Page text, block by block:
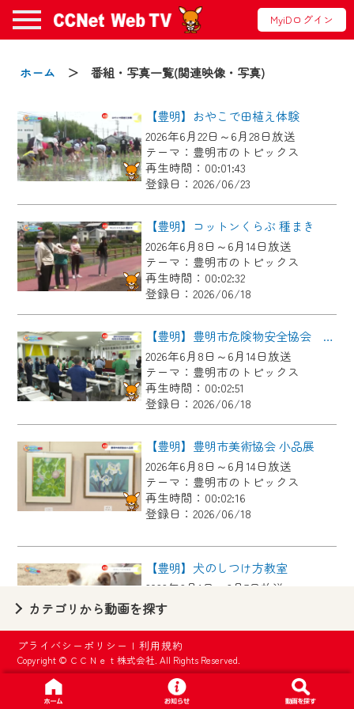
MyiDログイン
ホーム ＞ 番組・写真一覧(関連映像・写真)
【豊明】おやこで田植え体験
2026年6月22日～6月28日放送
テーマ：豊明市のトピックス
再生時間：00:01:43
登録日：2026/06/23
【豊明】コットンくらぶ 種まき
2026年6月8日～6月14日放送
テーマ：豊明市のトピックス
再生時間：00:02:32
登録日：2026/06/18
【豊明】豊明市危険物安全協会 令和８年度定期総会
2026年6月8日～6月14日放送
テーマ：豊明市のトピックス
再生時間：00:02:51
登録日：2026/06/18
【豊明】豊明市美術協会 小品展
2026年6月8日～6月14日放送
テーマ：豊明市のトピックス
再生時間：00:02:16
登録日：2026/06/18
【豊明】犬のしつけ方教室
2026年6月1日～6月7日放送
テーマ：豊明市のトピックス
再生時間：00:02:46
登録日：2026/06/04
【豊明】桶狭間古戦場まつりキャラバン隊来局
2026年6月1日～6月7日放送
カテゴリから動画を探す
プライバシーポリシー |利用規約
Copyright © ＣＣＮｅｔ株式会社. All Rights Reserved.
お知らせ
2024/09/02
動画配信サービス『CCNet Web TV』は2024
年9月24日からリニューアルします！
【変更点】
◆デザイン変更により、お住まいの地域
の動画コンテンツが一目瞭然。
◆当社アプリやＰＣブラウザから、いつ
でも・どこでも・外出先でも！
CCNetサービスエリア20市町の地域情報
番組をご視聴いただけます！
【ご注意】
2024年9月24日からはご加入者様へのサー
ビス向上のため、
『CCNet Web TV』を利用いただくには、
一部コンテンツを除き、
CCNetサービスへの加入と『CCNetマイ
ページ※』へのログインが必要となりま
す。
いたします。
要となります。
※MyIDとは、CCNet Web TVを含むCCNetの
各種サービスをご利用頂くためのIDです。
IDはお客様が使っているメールアドレス
で設定できます。